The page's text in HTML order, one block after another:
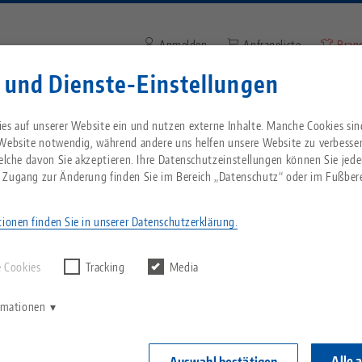
und Dienste-Einstellungen
auf unserer Website ein und nutzen externe Inhalte. Manche Cookies
notwendig, während andere uns helfen unsere Website zu
davon Sie akzeptieren. Ihre Datenschutzeinstellungen können Sie
zur Änderung finden Sie im Bereich „Datenschutz“ oder im
finden Sie in unserer Datenschutzerklärung.
Tracking Media
Website, um landesspezifischen Inhalt zu
usa.com
Alles aus einer Hand
Nullpunktspanntechnik
Breadcrumb
Über LANG
Philosophie
Service
Downloads
FAQ
Aktuelles
Blog
News
Anmelden Anfrageliste
Suchbegriff oder
finden.
präsentiert überarbeitete Prägestation und neue Baureihe 5-Achs-
überarbeitete
5-Achs-